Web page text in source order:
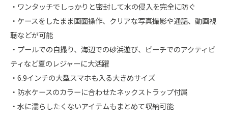
・ワンタッチでしっかりと密封して水の侵入を完全に防ぐ
・ケースをしたまま画面操作、クリアな写真撮影や通話、動画視
聴などが可能
・プールでの自撮り、海辺での砂浜遊び、ビーチでのアクティビ
ティなど夏のレジャーに大活躍
・6.9インチの大型スマホも入る大きめサイズ
・防水ケースのカラーに合わせたネックストラップ付属
・水に濡らしたくないアイテムもまとめて収納可能